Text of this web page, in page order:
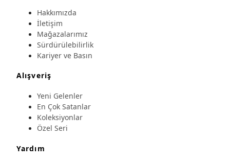
Hakkımızda
İletişim
Mağazalarımız
Sürdürülebilirlik
Kariyer ve Basın
Alışveriş
Yeni Gelenler
En Çok Satanlar
Koleksiyonlar
Özel Seri
Yardım